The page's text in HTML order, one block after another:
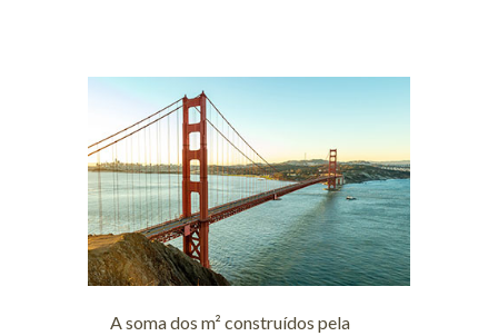
A soma dos m² construídos pela